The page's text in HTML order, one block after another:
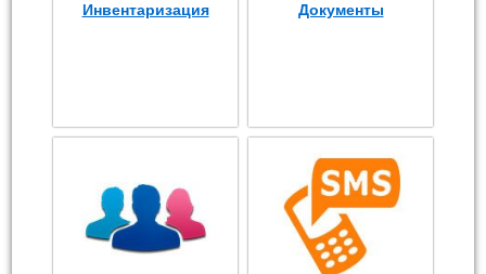
Инвентаризация Документы